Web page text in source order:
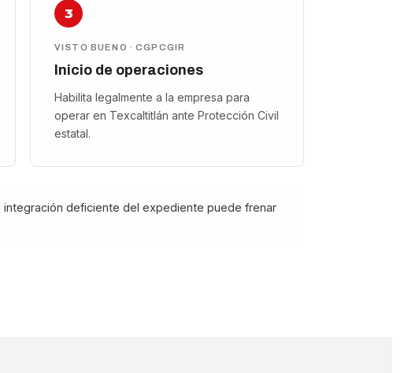
3
VISTO BUENO · CGPCGIR
Inicio de operaciones
Habilita legalmente a la empresa para
operar en Texcaltitlán ante Protección Civil
estatal.
integración deficiente del expediente puede frenar